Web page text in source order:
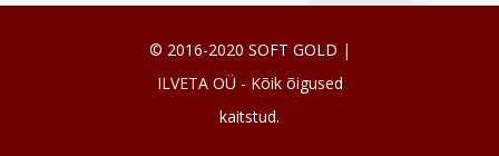
© 2016-2020 SOFT GOLD |
ILVETA OÜ - Kõik õigused
kaitstud.